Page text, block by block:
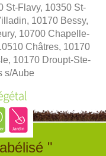
St-Flavy, 10350 St-
10170 Bessy,
10700 Chapelle-
Châtres, 10170
10170 Droupt-Ste-
s/Aube
"